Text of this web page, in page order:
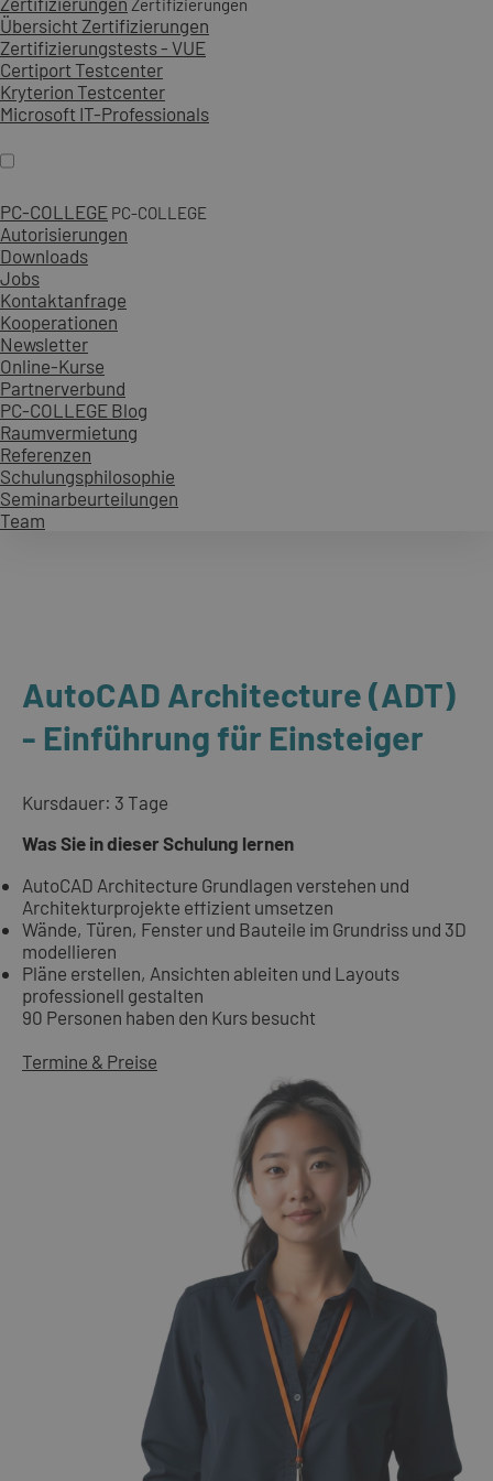
Zertifizierungen
Übersicht Zertifizierungen
Zertifizierungstests - VUE
Certiport Testcenter
Kryterion Testcenter
Microsoft IT-Professionals
PC-COLLEGE PC-COLLEGE
Autorisierungen
Downloads
Jobs
Kontaktanfrage
Kooperationen
Newsletter
Online-Kurse
Partnerverbund
PC-COLLEGE Blog
Raumvermietung
Referenzen
Schulungsphilosophie
Seminarbeurteilungen
Team
AutoCAD Architecture (ADT)
- Einführung für Einsteiger
Kursdauer: 3 Tage
Was Sie in dieser Schulung lernen
AutoCAD Architecture Grundlagen verstehen und
Architekturprojekte effizient umsetzen
Wände, Türen, Fenster und Bauteile im Grundriss und 3D
modellieren
Pläne erstellen, Ansichten ableiten und Layouts
professionell gestalten
90 Personen haben den Kurs besucht
Termine & Preise